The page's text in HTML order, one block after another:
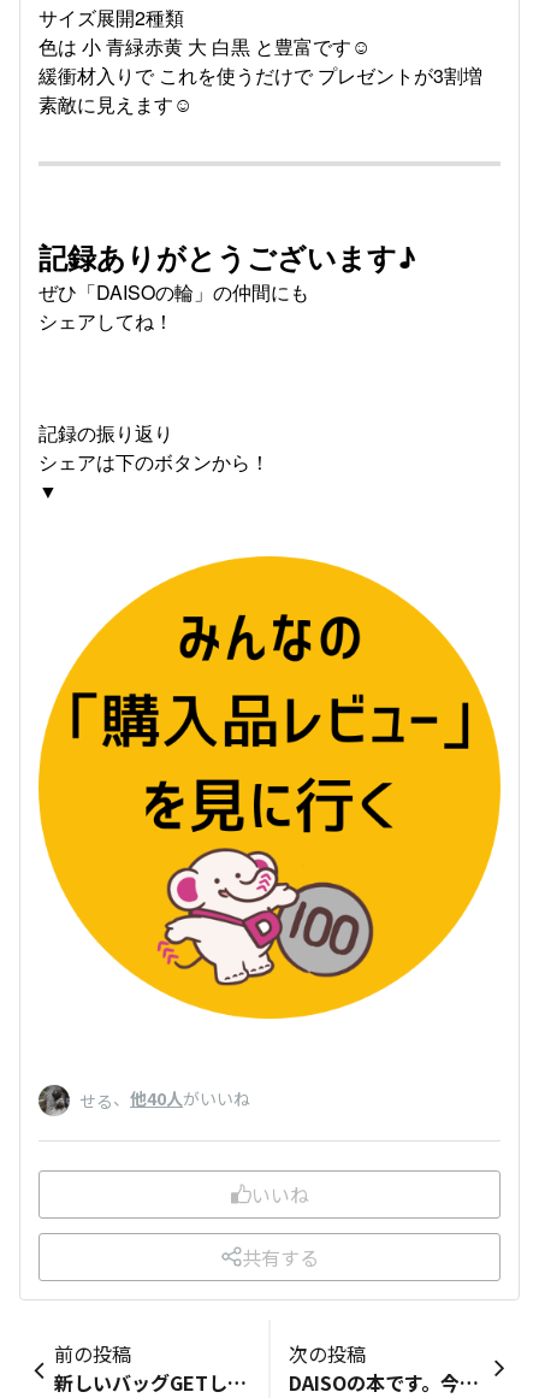
サイズ展開2種類
色は 小 青緑赤黄 大 白黒 と豊富です☺️
緩衝材入りで これを使うだけで プレゼントが3割増
素敵に見えます☺️
記録ありがとうございます♪
ぜひ「DAISOの輪」の仲間にも
シェアしてね！
記録の振り返り
シェアは下のボタンから！
▼
せる、 他40人がいいね
いいね
共有する
前の投稿
新しいバッグGETしました😘沢山悩んだけど、今回選んだのはこちらです！沢山使うぞ😍購入品レビュー■「購入品レビュー」で…自分で記録をつける・シェアする！■商品の「バーコード」を撮影して、写真をアップロードしてね。バーコードがはっきり分かるように撮影してね📷■商品全体の写真を撮影してね！■この商品のおすすめ度は？5■購入した理由を教えて♪お店でたまたま見つけた！一目ぼれ💕■この商品のおすすめポイントを教えて✍緑に黄色と目を引くカラー！お出かけコーデのアクセントに😍記録ありがとうございます♪ぜひ「DAISOの輪」の仲間にもシェアしてね！記録の振り返りシェアは下のボタンから！▼
次の投稿
DAISOの本です。今回は「5分後に煌めく世界 月/太陽」を買ってみました。どっちも面白いです。おすすめの話は太陽の「夢見る顕微鏡」、月の「秘密のカーテン」です。二冊で220円くらいです。